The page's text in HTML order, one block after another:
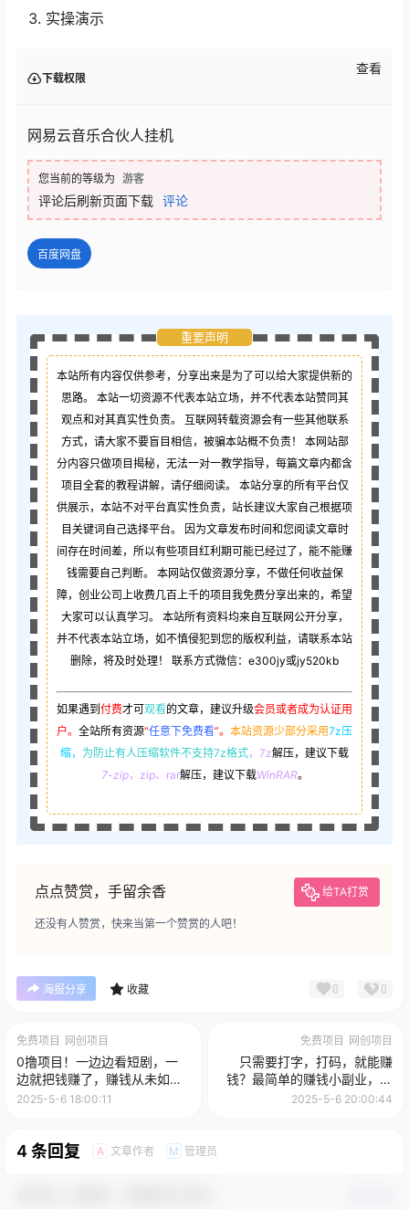
实操演示
下载权限
查看
网易云音乐合伙人挂机
您当前的等级为 游客
评论后刷新页面下载 评论
百度网盘
重要声明
本站所有内容仅供参考，分享出来是为了可以给大家提供新的
思路。 本站一切资源不代表本站立场，并不代表本站赞同其
观点和对其真实性负责。 互联网转载资源会有一些其他联系
方式，请大家不要盲目相信，被骗本站概不负责！ 本网站部
分内容只做项目揭秘，无法一对一教学指导，每篇文章内都含
项目全套的教程讲解，请仔细阅读。 本站分享的所有平台仅
供展示，本站不对平台真实性负责，站长建议大家自己根据项
目关键词自己选择平台。 因为文章发布时间和您阅读文章时
间存在时间差，所以有些项目红利期可能已经过了，能不能赚
钱需要自己判断。 本网站仅做资源分享，不做任何收益保
障，创业公司上收费几百上千的项目我免费分享出来的，希望
大家可以认真学习。 本站所有资料均来自互联网公开分享，
并不代表本站立场，如不慎侵犯到您的版权利益，请联系本站
删除，将及时处理！ 联系方式微信：e300jy或jy520kb
如果遇到付费才可观看的文章，建议升级会员或者成为认证用
户。 全站所有资源“任意下免费看”。 本站资源少部分采用7z压
缩， 为防止有人压缩软件不支持7z格式，7z解压，建议下载
7-zip，zip、rar解压，建议下载WinRAR。
点点赞赏，手留余香 给TA打赏
还没有人赞赏，快来当第一个赞赏的人吧！
海报分享 收藏 0 0
免费项目 网创项目
0撸项目！一边边看短剧，一
边就把钱赚了，赚钱从未如此
轻松
2025-5-6 18:00:11
免费项目 网创项目
只需要打字，打码，就能赚
钱？最简单的赚钱小副业，利
用碎片时间，月入过万！
2025-5-6 20:00:44
4 条回复 A 文章作者 M 管理员